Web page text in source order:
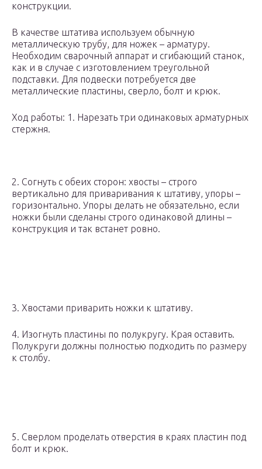
конструкции.
В качестве штатива используем обычную
металлическую трубу, для ножек – арматуру.
Необходим сварочный аппарат и сгибающий станок,
как и в случае с изготовлением треугольной
подставки. Для подвески потребуется две
металлические пластины, сверло, болт и крюк.
Ход работы: 1. Нарезать три одинаковых арматурных
стержня.
2. Согнуть с обеих сторон: хвосты – строго
вертикально для приваривания к штативу, упоры –
горизонтально. Упоры делать не обязательно, если
ножки были сделаны строго одинаковой длины –
конструкция и так встанет ровно.
3. Хвостами приварить ножки к штативу.
4. Изогнуть пластины по полукругу. Края оставить.
Полукруги должны полностью подходить по размеру
к столбу.
5. Сверлом проделать отверстия в краях пластин под
болт и крюк.